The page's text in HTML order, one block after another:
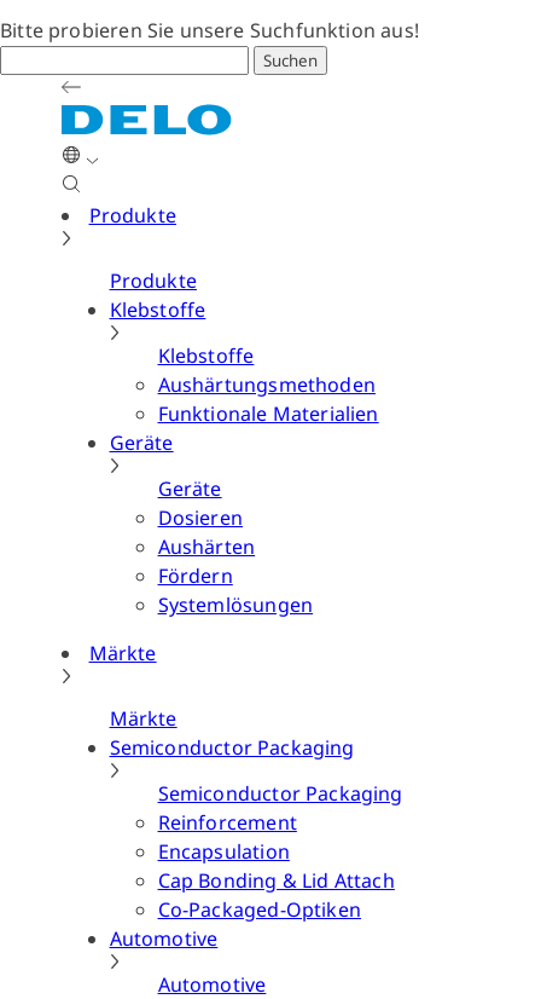
Bitte probieren Sie unsere Suchfunktion aus!
Suchen
Produkte
Produkte
Klebstoffe
Klebstoffe
Aushärtungsmethoden
Funktionale Materialien
Geräte
Geräte
Dosieren
Aushärten
Fördern
Systemlösungen
Märkte
Märkte
Semiconductor Packaging
Semiconductor Packaging
Reinforcement
Encapsulation
Cap Bonding & Lid Attach
Co-Packaged-Optiken
Automotive
Automotive